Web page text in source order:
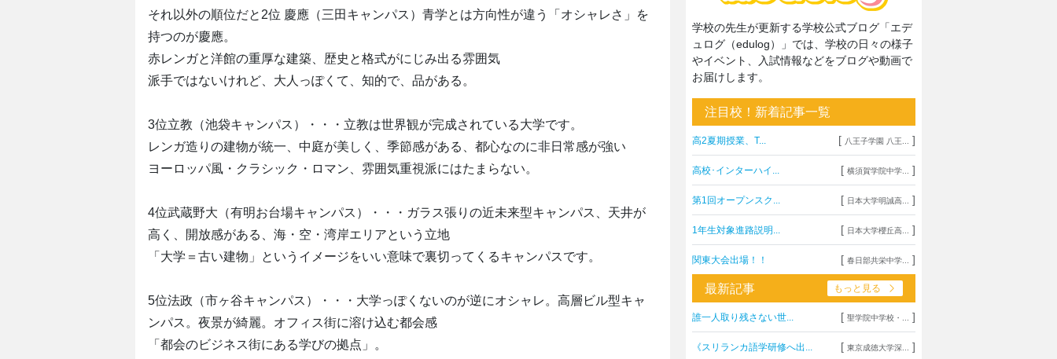
それ以外の順位だと2位 慶應（三田キャンパス）青学とは方向性が違う「オシャレさ」を
持つのが慶應。
赤レンガと洋館の重厚な建築、歴史と格式がにじみ出る雰囲気
派手ではないけれど、大人っぽくて、知的で、品がある。
3位立教（池袋キャンパス）・・・立教は世界観が完成されている大学です。
レンガ造りの建物が統一、中庭が美しく、季節感がある、都心なのに非日常感が強い
ヨーロッパ風・クラシック・ロマン、雰囲気重視派にはたまらない。
4位武蔵野大（有明お台場キャンパス）・・・ガラス張りの近未来型キャンパス、天井が
高く、開放感がある、海・空・湾岸エリアという立地
「大学＝古い建物」というイメージをいい意味で裏切ってくるキャンパスです。
5位法政（市ヶ谷キャンパス）・・・大学っぽくないのが逆にオシャレ。高層ビル型キャ
ンパス。夜景が綺麗。オフィス街に溶け込む都会感
「都会のビジネス街にある学びの拠点」。
学校の先生が更新する学校公式ブログ「エデ
ュログ（edulog）」では、学校の日々の様子
やイベント、入試情報などをブログや動画で
お届けします。
注目校！新着記事一覧
高2夏期授業、T... [ 八王子学園 八王... ]
高校･インターハイ... [ 横須賀学院中学... ]
第1回オープンスク... [ 日本大学明誠高... ]
1年生対象進路説明... [ 日本大学櫻丘高... ]
関東大会出場！！ [ 春日部共栄中学... ]
最新記事 もっと見る
誰一人取り残さない世... [ 聖学院中学校・... ]
《スリランカ語学研修へ出... [ 東京成徳大学深... ]